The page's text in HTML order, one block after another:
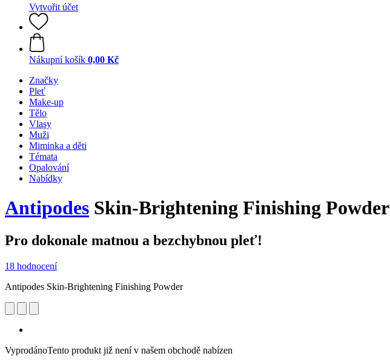
Vytvořit účet
Nákupní košík 0,00 Kč
Značky
Pleť
Make-up
Tělo
Vlasy
Muži
Miminka a děti
Témata
Opalování
Nabídky
Antipodes Skin-Brightening Finishing Powder
Pro dokonale matnou a bezchybnou pleť!
18 hodnocení
Antipodes Skin-Brightening Finishing Powder
VyprodánoTento produkt již není v našem obchodě nabízen